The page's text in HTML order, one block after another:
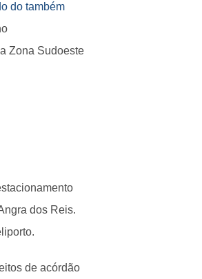
do também
Zona Sudoeste
dos Reis.
de acórdão